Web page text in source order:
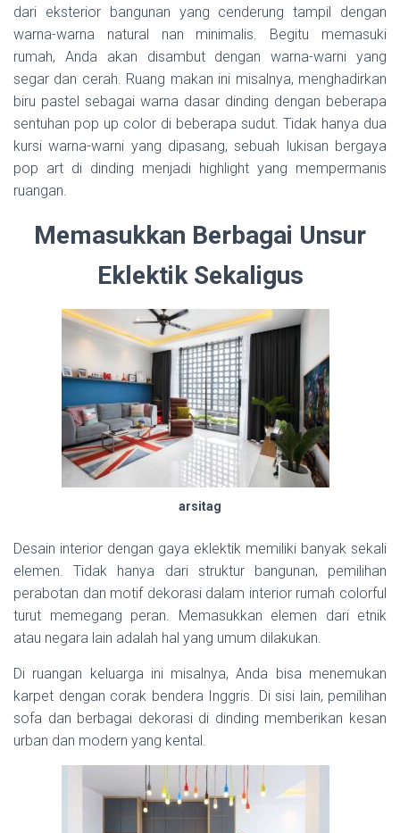
dari eksterior bangunan yang cenderung tampil dengan
warna-warna natural nan minimalis. Begitu memasuki
rumah, Anda akan disambut dengan warna-warni yang
segar dan cerah. Ruang makan ini misalnya, menghadirkan
biru pastel sebagai warna dasar dinding dengan beberapa
sentuhan pop up color di beberapa sudut. Tidak hanya dua
kursi warna-warni yang dipasang, sebuah lukisan bergaya
pop art di dinding menjadi highlight yang mempermanis
ruangan.
Memasukkan Berbagai Unsur
Eklektik Sekaligus
arsitag
Desain interior dengan gaya eklektik memiliki banyak sekali
elemen. Tidak hanya dari struktur bangunan, pemilihan
perabotan dan motif dekorasi dalam interior rumah colorful
turut memegang peran. Memasukkan elemen dari etnik
atau negara lain adalah hal yang umum dilakukan.
Di ruangan keluarga ini misalnya, Anda bisa menemukan
karpet dengan corak bendera Inggris. Di sisi lain, pemilihan
sofa dan berbagai dekorasi di dinding memberikan kesan
urban dan modern yang kental.